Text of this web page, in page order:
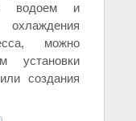
водоем и
можно
установки
создания